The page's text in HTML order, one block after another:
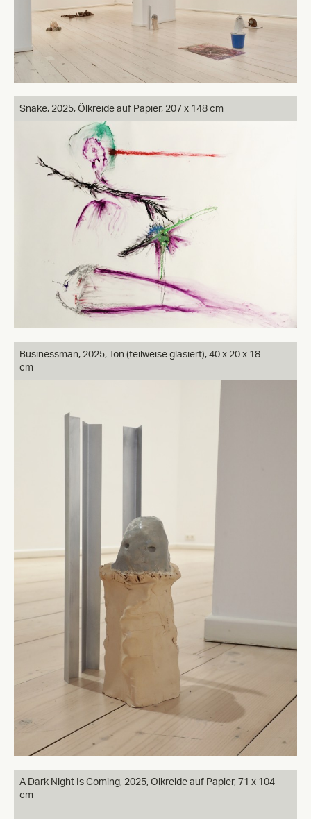
Snake, 2025, Ölkreide auf Papier, 207 x 148 cm
Businessman, 2025, Ton (teilweise glasiert), 40 x 20 x 18
cm
A Dark Night Is Coming, 2025, Ölkreide auf Papier, 71 x 104
cm